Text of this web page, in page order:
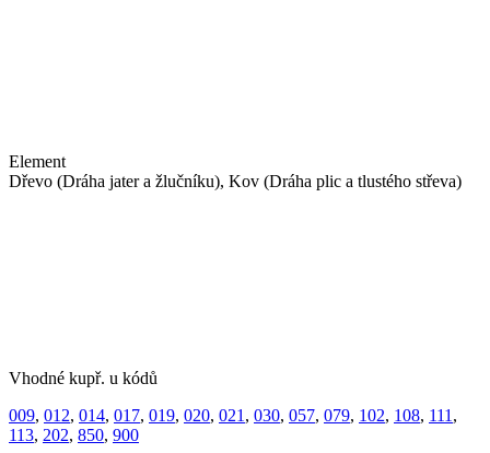
Element
Dřevo (Dráha jater a žlučníku), Kov (Dráha plic a tlustého střeva)
Vhodné kupř. u kódů
009, 012, 014, 017, 019, 020, 021 , 030, 057, 079, 102, 108, 111 ,
113, 202, 850, 900